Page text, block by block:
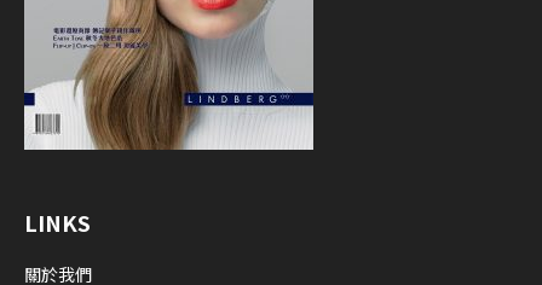
LINKS
關於我們